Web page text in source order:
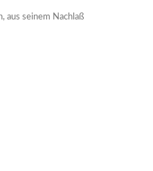
aus seinem Nachlaß